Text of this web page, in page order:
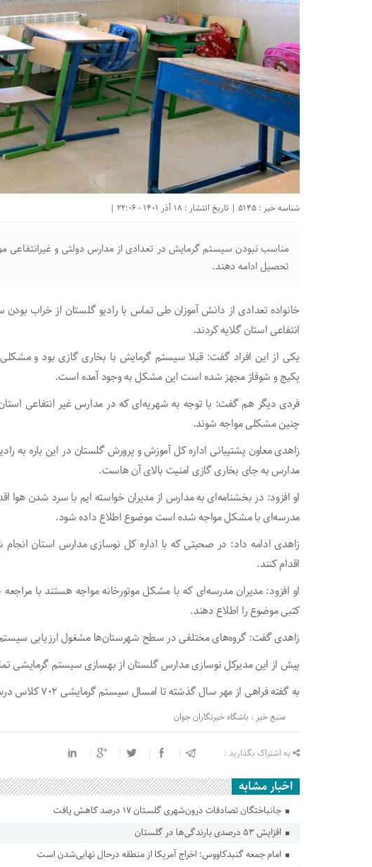
شناسه خبر : 5145 | تاریخ انتشار : 18 آذر 1401 - 22:06 |
مناسب نبودن سیستم گرمایش در تعدادی از مدارس دولتی و
تحصیل ادامه دهند.
خانواده تعدادی از دانش آموزان طی تماس با رادیو گلستان از خراب
انتفاعی استان گلایه کردند.
یکی از این افراد گفت: قبلا سیستم گرمایش با بخاری گازی بود و
پکیج و شوفاژ مجهز شده است این مشکل به وجود آمده است.
فردی دیگر هم گفت: با توجه به شهریه‌ای که در مدارس غیر انتفاعی
چنین مشکلی مواجه شوند.
زاهدی معاون پشتیبانی اداره کل آموزش و پرورش گلستان در این باره به
مدارس به جای بخاری گازی امنیت بالای آن هاست.
او افزود: در بخشنامه‌ای به مدارس از مدیران خواسته ایم با سرد شدن هوا
مدرسه‌ای با مشکل مواجه شده است موضوع اطلاع داده شود.
زاهدی ادامه داد: در صحبتی که با اداره کل نوسازی مدارس استان
اقدام کنند.
او افزود: مدیران مدرسه‌ای که با مشکل موتورخانه مواجه هستند با
کتبی موضوع را اطلاع دهند.
زاهدی گفت: گروه‌های مختلفی در سطح شهرستان‌ها مشغول ارزیابی
پیش از این مدیرکل نوسازی مدارس گلستان از بهسازی سیستم گرمایشی
به گفته فراهی از مهر سال گذشته تا امسال سیستم گرمایشی ۷۰۲ کلاس درس در گلستان بهسازی شده است.
منبع خبر : باشگاه خبرنگاران جوان
به اشتراک بگذارید :
اخبار مشابه
جانباختگان تصادفات درون‌شهری گلستان ۱۷ درصد کاهش یافت
افزایش ۵۳ درصدی بارندگی‌ها در گلستان
امام جمعه گنبدکاووس: اخراج آمریکا از منطقه درحال نهایی‌شدن است